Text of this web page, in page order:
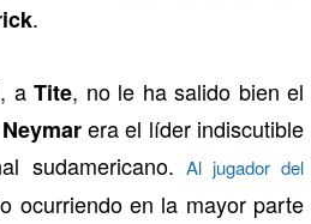
.
, a Tite, no le ha salido bien el
Neymarera el líder indiscutible
sudamericano. Al jugador del
ocurriendo en la mayor parte